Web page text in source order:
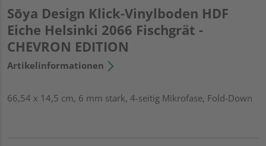
Sōya Design Klick-Vinylboden HDF
Eiche Helsinki 2066 Fischgrät -
CHEVRON EDITION
Artikelinformationen
66,54 x 14,5 cm, 6 mm stark, 4-seitig Mikrofase, Fold-Down